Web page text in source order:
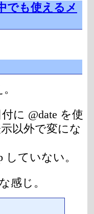
でも使えるメ
に @date を使
以外で変にな
していない。
感じ。